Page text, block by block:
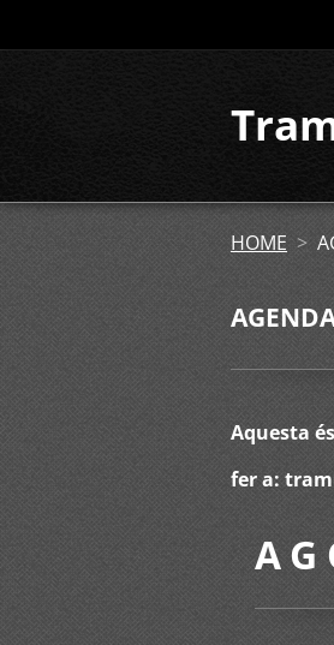
HOME >
Aquesta
fer a:
A G